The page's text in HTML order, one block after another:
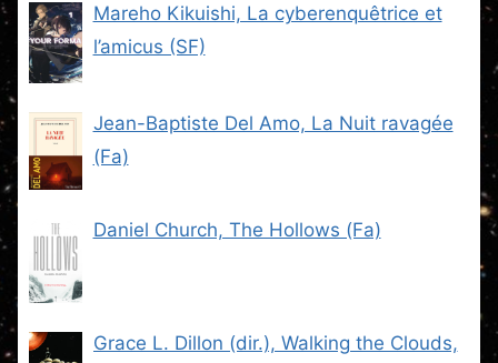
Mareho Kikuishi, La cyberenquêtrice et
l’amicus (SF)
Jean-Baptiste Del Amo, La Nuit ravagée
(Fa)
Daniel Church, The Hollows (Fa)
Grace L. Dillon (dir.), Walking the Clouds,